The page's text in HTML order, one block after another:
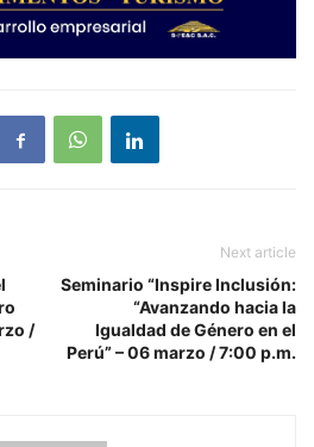
/
Next article
Seminario “Inspire Inclusión:
“Avanzando hacia la
Igualdad de Género en el
Perú” – 06 marzo / 7:00 p.m.